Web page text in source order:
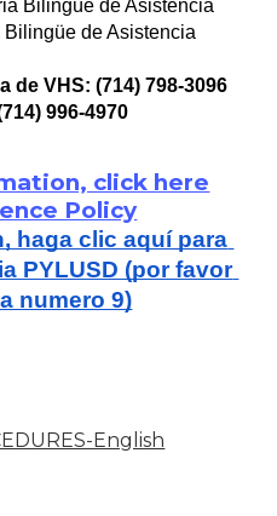
Bilingüe de Asistencia
de Asistencia
de VHS: (714) 798-3096
996-4970
click here
Policy
haga clic aquí para
PYLUSD (por favor
numero 9)
English